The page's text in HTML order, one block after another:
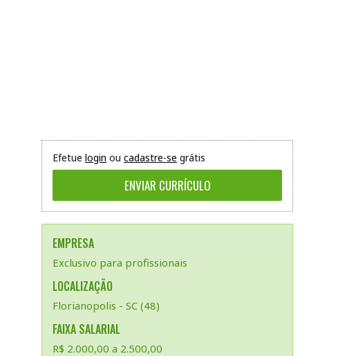
Efetue login ou cadastre-se grátis
EMPRESA
Exclusivo para profissionais
LOCALIZAÇÃO
Florianopolis - SC (48)
FAIXA SALARIAL
R$ 2.000,00 a 2.500,00